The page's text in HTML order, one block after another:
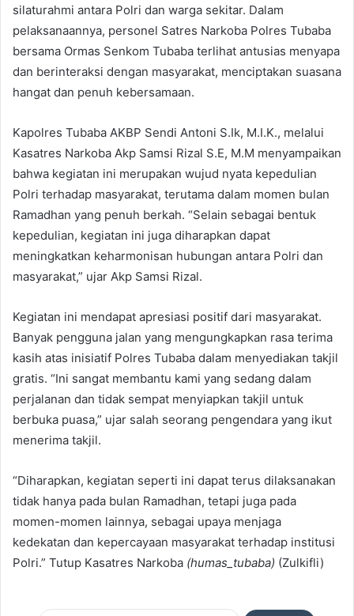
silaturahmi antara Polri dan warga sekitar. Dalam
pelaksanaannya, personel Satres Narkoba Polres Tubaba
bersama Ormas Senkom Tubaba terlihat antusias menyapa
dan berinteraksi dengan masyarakat, menciptakan suasana
hangat dan penuh kebersamaan.
Kapolres Tubaba AKBP Sendi Antoni S.Ik, M.I.K., melalui
Kasatres Narkoba Akp Samsi Rizal S.E, M.M menyampaikan
bahwa kegiatan ini merupakan wujud nyata kepedulian
Polri terhadap masyarakat, terutama dalam momen bulan
Ramadhan yang penuh berkah. “Selain sebagai bentuk
kepedulian, kegiatan ini juga diharapkan dapat
meningkatkan keharmonisan hubungan antara Polri dan
masyarakat,” ujar Akp Samsi Rizal.
Kegiatan ini mendapat apresiasi positif dari masyarakat.
Banyak pengguna jalan yang mengungkapkan rasa terima
kasih atas inisiatif Polres Tubaba dalam menyediakan takjil
gratis. “Ini sangat membantu kami yang sedang dalam
perjalanan dan tidak sempat menyiapkan takjil untuk
berbuka puasa,” ujar salah seorang pengendara yang ikut
menerima takjil.
“Diharapkan, kegiatan seperti ini dapat terus dilaksanakan
tidak hanya pada bulan Ramadhan, tetapi juga pada
momen-momen lainnya, sebagai upaya menjaga
kedekatan dan kepercayaan masyarakat terhadap institusi
Polri.” Tutup Kasatres Narkoba (humas_tubaba) (Zulkifli)